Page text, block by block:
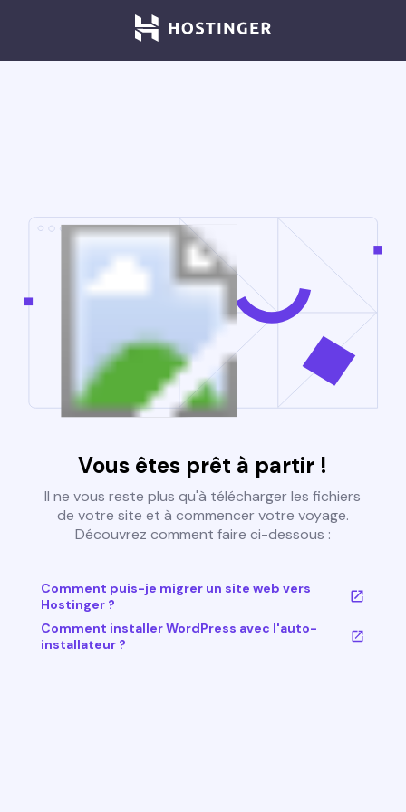
Vous êtes prêt à partir !
Il ne vous reste plus qu'à télécharger les fichiers
de votre site et à commencer votre voyage.
Découvrez comment faire ci-dessous :
Comment puis-je migrer un site web vers
Hostinger ?
Comment installer WordPress avec l'auto-
installateur ?